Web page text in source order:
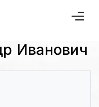
Иванович